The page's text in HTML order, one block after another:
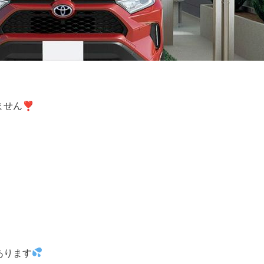
せん❣
ります